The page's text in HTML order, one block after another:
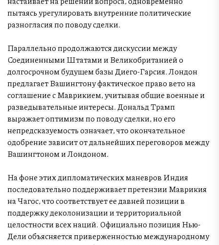
пытаясь урегулировать внутренние политические
разногласия по поводу сделки.
Параллельно продолжаются дискуссии между
Соединенными Штатами и Великобританией о
долгосрочном будущем базы Диего-Гарсия. Лондон
предлагает Вашингтону фактическое право вето на
соглашение с Маврикием, учитывая общие военные и
разведывательные интересы. Дональд Трамп
выражает оптимизм по поводу сделки, но его
непредсказуемость означает, что окончательное
одобрение зависит от дальнейших переговоров между
Вашингтоном и Лондоном.
На фоне этих дипломатических маневров Индия
последовательно поддерживает претензии Маврикия
на Чагос, что соответствует ее давней позиции в
поддержку деколонизации и территориальной
целостности всех наций. Официально позиция Нью-
Дели объясняется приверженностью международному